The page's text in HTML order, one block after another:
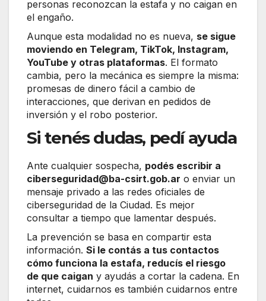
personas reconozcan la estafa y no caigan en
el engaño.
Aunque esta modalidad no es nueva, se sigue
moviendo en Telegram, TikTok, Instagram,
YouTube y otras plataformas. El formato
cambia, pero la mecánica es siempre la misma:
promesas de dinero fácil a cambio de
interacciones, que derivan en pedidos de
inversión y el robo posterior.
Si tenés dudas, pedí ayuda
Ante cualquier sospecha, podés escribir a
ciberseguridad@ba-csirt.gob.ar o enviar un
mensaje privado a las redes oficiales de
ciberseguridad de la Ciudad. Es mejor
consultar a tiempo que lamentar después.
La prevención se basa en compartir esta
información. Si le contás a tus contactos
cómo funciona la estafa, reducís el riesgo
de que caigan y ayudás a cortar la cadena. En
internet, cuidarnos es también cuidarnos entre